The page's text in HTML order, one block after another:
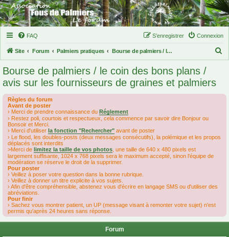
FAQ Connexion
S’enregistrer
Site Forum Palmiers pratiques Bourse de palmiers / le coin des bons plans / avis sur les fournisseurs de graines et palmiers
Bourse de palmiers / le coin des bons plans /
avis sur les fournisseurs de graines et palmiers
Règles du forum
Avant de poster
› Merci de prendre connaissance du Réglement
› Restez poli, courtois et respectueux, cela commence par savoir dire Bonjour ou
Bonsoir et Merci.
› Merci d'utiliser la fonction "Rechercher" avant de poster
› Le flood, les doubles-posts (deux messages consécutifs), la polémique et les propos
déplacés sont interdits
>Merci de limitez la taille de vos photos , une taille de 640 x 480 pixels est
largement suffisante, 1024 x 768 pixels sera le maximum accepté, sinon l’équipe de
modération se réserve le droit de la supprimer.
Pour poster
› Veillez à poser votre question dans la bonne rubrique.
› Veillez à donner un titre explicite à vos sujets.
› Afin d'être compréhensible, abstenez vous d'écrire en langage SMS ou d'utiliser des
abréviations.
Pour finir
› Sachez vous montrer patient, un UP (message visant à remonter votre sujet) n'est
permis qu'après 24 heures sans réponse.
Forum